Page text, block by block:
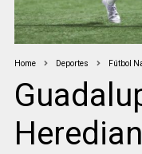
Home Deportes Fútbol